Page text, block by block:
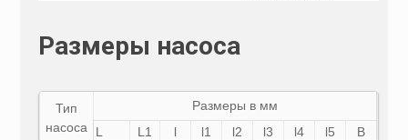
Размеры насоса
Тип
насоса
Размеры в мм
L
L1 l l1 l2 l3 l4 l5
В